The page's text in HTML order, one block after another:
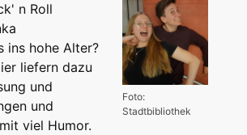
Foto:
Stadtbibliothek
n Roll
ins hohe Alter?
liefern dazu
und
und
viel Humor.